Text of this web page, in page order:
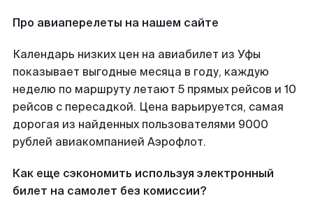
Про авиаперелеты на нашем сайте
Календарь низких цен на авиабилет из Уфы
показывает выгодные месяца в году, каждую
неделю по маршруту летают 5 прямых рейсов и 10
рейсов с пересадкой. Цена варьируется, самая
дорогая из найденных пользователями 9000
рублей авиакомпанией Аэрофлот.
Как еще сэкономить используя электронный
билет на самолет без комиссии?